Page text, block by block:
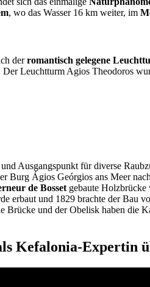
, wo das Wasser 16 km weiter, im
derromantisch gelegene L
Leuchtturm Agios Theodoros
und Ausgangspunkt für diverse
Burg Ágios Geórgios ans Meer
de Bosset gebaute Holzbrücke
erbaut und 1829 brachte der Bau
Brücke und der Obelisk haben die
Kefalonia-Expertin